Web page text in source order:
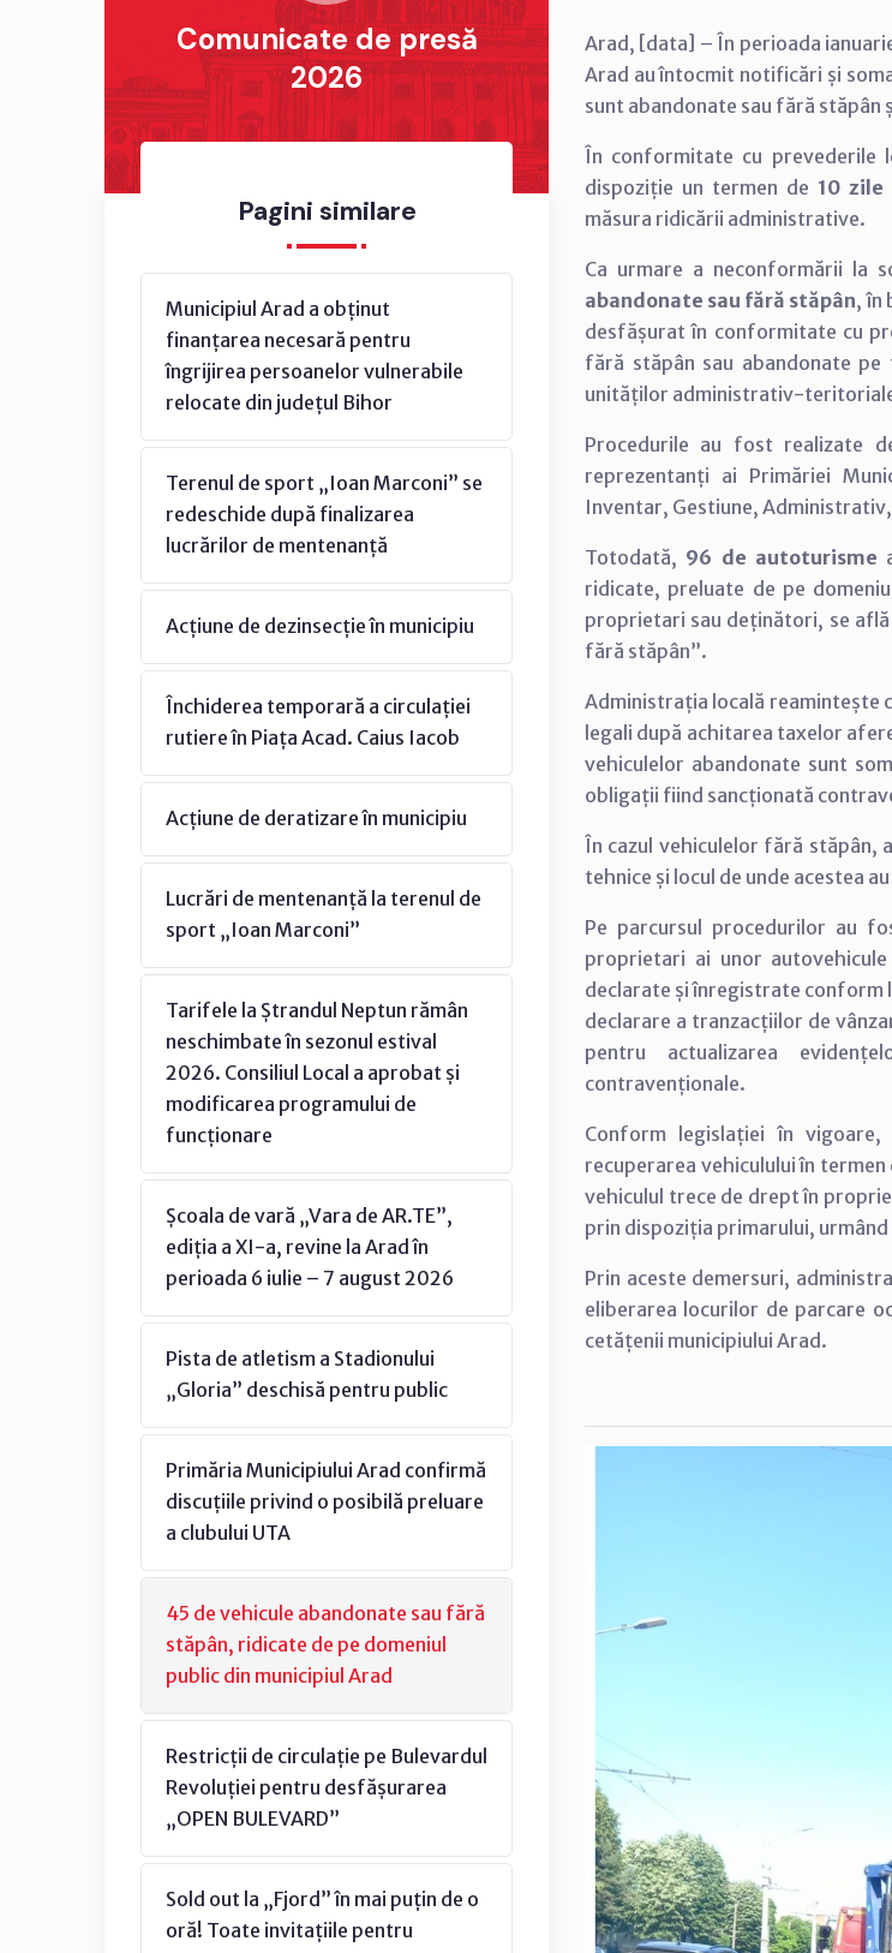
Comunicate de presă
2026
Pagini similare
Municipiul Arad a obținut
finanțarea necesară pentru
îngrijirea persoanelor vulnerabile
relocate din județul Bihor
Terenul de sport „Ioan Marconi” se
redeschide după finalizarea
lucrărilor de mentenanță
Acțiune de dezinsecție în municipiu
Închiderea temporară a circulației
rutiere în Piața Acad. Caius Iacob
Acțiune de deratizare în municipiu
Lucrări de mentenanță la terenul de
sport „Ioan Marconi”
Tarifele la Ștrandul Neptun rămân
neschimbate în sezonul estival
2026. Consiliul Local a aprobat și
modificarea programului de
funcționare
Școala de vară „Vara de AR.TE”,
ediția a XI-a, revine la Arad în
perioada 6 iulie – 7 august 2026
Pista de atletism a Stadionului
„Gloria” deschisă pentru public
Primăria Municipiului Arad confirmă
discuțiile privind o posibilă preluare
a clubului UTA
45 de vehicule abandonate sau fără
stăpân, ridicate de pe domeniul
public din municipiul Arad
Restricții de circulație pe Bulevardul
Revoluției pentru desfășurarea
„OPEN BULEVARD”
Sold out la „Fjord” în mai puțin de o
oră! Toate invitațiile pentru
Arad, [data] – În perioada
Arad au întocmit notificări și
sunt abandonate sau fără stăpân
În conformitate cu prevederile
dispoziție un termen de 10 zile
măsura ridicării administrative.
Ca urmare a neconformării la
abandonate sau fără stăpân, în
desfășurat în conformitate cu
fără stăpân sau abandonate
unităților administrativ-
Procedurile au fost realizate
reprezentanți ai Primăriei
Inventar, Gestiune, Administrativ,
Totodată, 96 de autoturisme
ridicate, preluate de pe
proprietari sau deținători, se află
fără stăpân”.
Administrația locală reamintește
legali după achitarea taxelor
vehiculelor abandonate sunt
obligații fiind sancționată
În cazul vehiculelor fără
tehnice și locul de unde acestea
Pe parcursul procedurilor au
proprietari ai unor
declarate și înregistrate
declarare a tranzacțiilor de
pentru actualizarea
contravenționale.
Conform legislației în
recuperarea vehiculului în termen
vehiculul trece de drept în
prin dispoziția primarului,
Prin aceste demersuri,
eliberarea locurilor de parcare
cetățenii municipiului Arad.